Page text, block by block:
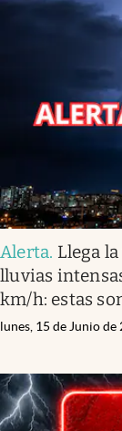
Alerta. Llega
lluvias
km/h: estas
lunes, 15 de Junio de